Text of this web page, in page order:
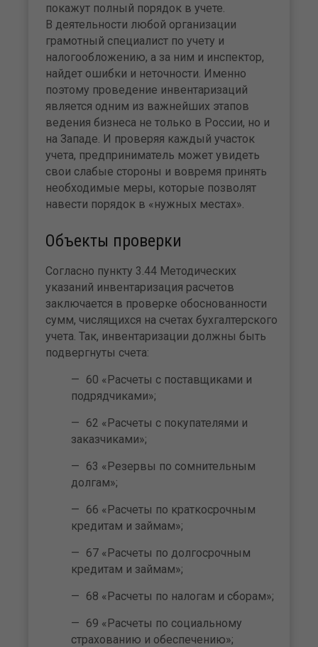
покажут полный порядок в учете.
В деятельности любой организации
грамотный специалист по учету и
налогообложению, а за ним и инспектор,
найдет ошибки и неточности. Именно
поэтому проведение инвентаризаций
является одним из важнейших этапов
ведения бизнеса не только в России, но и
на Западе. И проверяя каждый участок
учета, предприниматель может увидеть
свои слабые стороны и вовремя принять
необходимые меры, которые позволят
навести порядок в «нужных местах».
Объекты проверки
Согласно пункту 3.44 Методических
указаний инвентаризация расчетов
заключается в проверке обоснованности
сумм, числящихся на счетах бухгалтерского
учета. Так, инвентаризации должны быть
подвергнуты счета:
60 «Расчеты с поставщиками и
подрядчиками»;
62 «Расчеты с покупателями и
заказчиками»;
63 «Резервы по сомнительным
долгам»;
66 «Расчеты по краткосрочным
кредитам и займам»;
67 «Расчеты по долгосрочным
кредитам и займам»;
68 «Расчеты по налогам и сборам»;
69 «Расчеты по социальному
страхованию и обеспечению»;